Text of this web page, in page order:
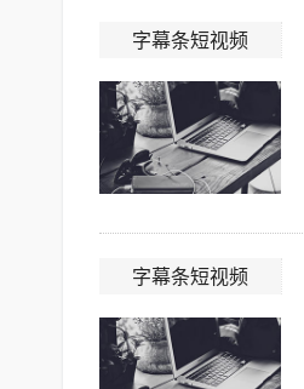
字幕条短视频
字幕条短视频